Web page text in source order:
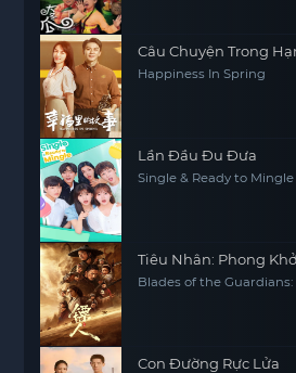
Câu Chuyện Trong
Happiness In Spring
Lần Đầu Đu Đưa
Single & Ready to Mingle
Tiêu Nhân: Phong
Blades of the
Con Đường Rực Lửa